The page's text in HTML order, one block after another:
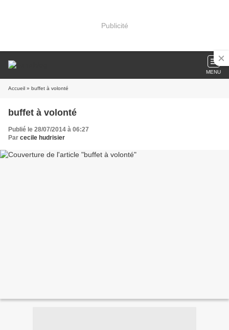
Publicité
MENU
Accueil » buffet à volonté
buffet à volonté
Publié le 28/07/2014 à 06:27
Par cecile hudrisier